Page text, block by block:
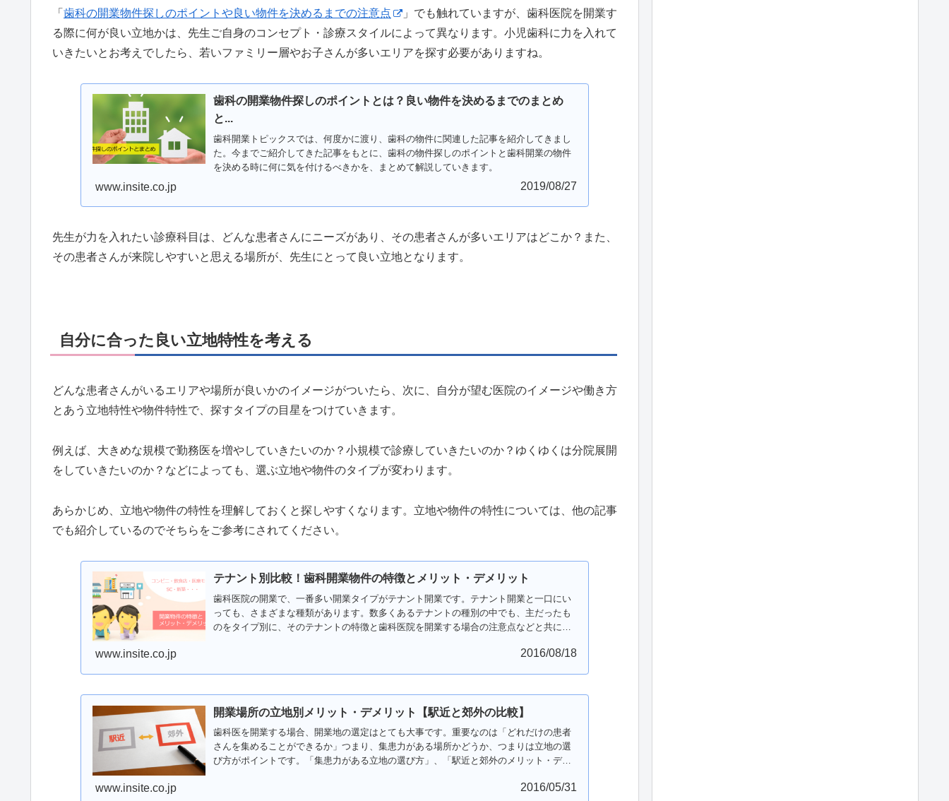
「 歯科の開業物件探しのポイントや良い物件を決めるまでの注意点
」でも触れていますが、歯科医院を開業す
る際に何が良い立地かは、先生ご自身のコンセプト・診療スタイルによって異なります。小児歯科に力を入れて
いきたいとお考えでしたら、若いファミリー層やお子さんが多いエリアを探す必要がありますね。
歯科の開業物件探しのポイントとは？良い物件を決めるまでのまとめ
と...
歯科開業トピックスでは、何度かに渡り、歯科の物件に関連した記事を紹介してきまし
た。今までご紹介してきた記事をもとに、歯科の物件探しのポイントと歯科開業の物件
を決める時に何に気を付けるべきかを、まとめて解説していきます。
www.insite.co.jp 2019/08/27
先生が力を入れたい診療科目は、どんな患者さんにニーズがあり、その患者さんが多いエリアはどこか？また、
その患者さんが来院しやすいと思える場所が、先生にとって良い立地となります。
自分に合った良い立地特性を考える
どんな患者さんがいるエリアや場所が良いかのイメージがついたら、次に、自分が望む医院のイメージや働き方
とあう立地特性や物件特性で、探すタイプの目星をつけていきます。
例えば、大きめな規模で勤務医を増やしていきたいのか？小規模で診療していきたいのか？ゆくゆくは分院展開
をしていきたいのか？などによっても、選ぶ立地や物件のタイプが変わります。
あらかじめ、立地や物件の特性を理解しておくと探しやすくなります。立地や物件の特性については、他の記事
でも紹介しているのでそちらをご参考にされてください。
テナント別比較！歯科開業物件の特徴とメリット・デメリット
歯科医院の開業で、一番多い開業タイプがテナント開業です。テナント開業と一口にい
っても、さまざまな種類があります。数多くあるテナントの種別の中でも、主だったも
のをタイプ別に、そのテナントの特徴と歯科医院を開業する場合の注意点などと共にメ
www.insite.co.jp 2016/08/18
開業場所の立地別メリット・デメリット【駅近と郊外の比較】
歯科医を開業する場合、開業地の選定はとても大事です。重要なのは「どれだけの患者
さんを集めることができるか」つまり、集患力がある場所かどうか、つまりは立地の選
び方がポイントです。「集患力がある立地の選び方」、「駅近と郊外のメリット・デメ
www.insite.co.jp 2016/05/31